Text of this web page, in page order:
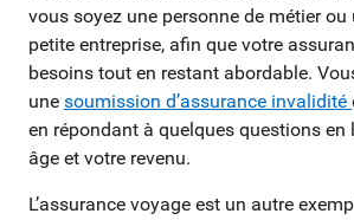
vous soyez une personne de métier
petite entreprise, afin que votre
besoins tout en restant abordable.
une soumission d’assurance invalidité
en répondant à quelques questions en
âge et votre revenu.
L’assurance voyage est un autre